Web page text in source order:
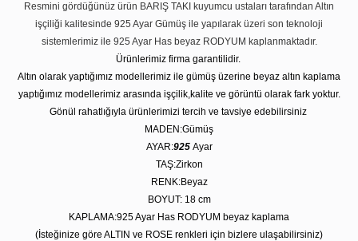
Resmini gördüğünüz ürün BARIŞ TAKI kuyumcu ustaları tarafından Altın
işçiliği kalitesinde 925 Ayar Gümüş ile yapılarak üzeri son teknoloji
sistemlerimiz ile 925 Ayar Has beyaz RODYUM kaplanmaktadır.
Ürünlerimiz firma garantilidir.
Altın olarak yaptığımız modellerimiz ile gümüş üzerine beyaz altın kaplama
yaptığımız modellerimiz arasında işçilik,kalite ve görüntü olarak fark yoktur.
Gönül rahatlığıyla ürünlerimizi tercih ve tavsiye edebilirsiniz
MADEN:Gümüş
AYAR:925 Ayar
TAŞ:Zirkon
RENK:Beyaz
BOYUT: 18 cm
KAPLAMA:925 Ayar Has RODYUM beyaz kaplama
(İsteğinize göre ALTIN ve ROSE renkleri için bizlere ulaşabilirsiniz)